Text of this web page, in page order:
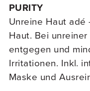
PURITY
Unreine Haut adé
Haut. Bei
entgegen und
Irritationen. Inkl.
Maske und